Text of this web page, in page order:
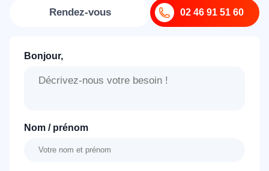
02 46 91 51 60
Rendez-vous
Bonjour,
Nom / prénom